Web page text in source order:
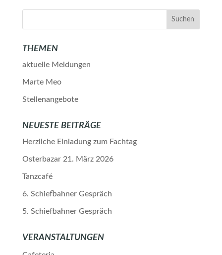
THEMEN
aktuelle Meldungen
Marte Meo
Stellenangebote
NEUESTE BEITRÄGE
Herzliche Einladung zum Fachtag
Osterbazar 21. März 2026
Tanzcafé
6. Schiefbahner Gespräch
5. Schiefbahner Gespräch
VERANSTALTUNGEN